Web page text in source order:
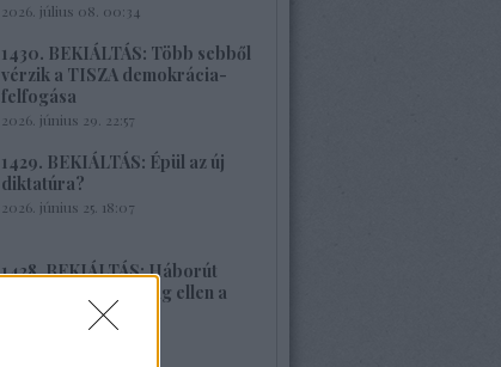
2026. július 08. 00:34
1430. BEKIÁLTÁS: Több sebből
vérzik a TISZA demokrácia-
felfogása
2026. június 29. 22:57
1429. BEKIÁLTÁS: Épül az új
diktatúra?
2026. június 25. 18:07
1428. BEKIÁLTÁS: Háborút
vizionál Oroszország ellen a